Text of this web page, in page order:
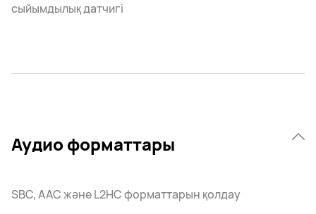
сыйымдылық датчигі
Аудио форматтары
SBC, AAC және L2HC форматтарын қолдау